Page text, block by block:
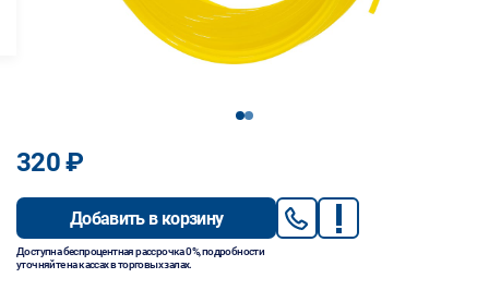
12
320 ₽
Добавить в корзину
Доступна беспроцентная рассрочка 0%, подробности
уточняйте на кассах в торговых залах.